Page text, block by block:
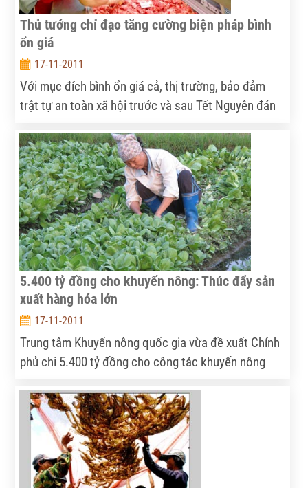
Thủ tướng chỉ đạo tăng cường biện pháp bình
ổn giá
17-11-2011
Với mục đích bình ổn giá cả, thị trường, bảo đảm
trật tự an toàn xã hội trước và sau Tết Nguyên đán
số 2051/CT- TTg yêu cầu các Bộ, ngành, địa phương
cùng vào cuộc.
5.400 tỷ đồng cho khuyến nông: Thúc đẩy sản
xuất hàng hóa lớn
17-11-2011
Trung tâm Khuyến nông quốc gia vừa đề xuất Chính
phủ chi 5.400 tỷ đồng cho công tác khuyến nông
lao động nông thôn, hình thành sản xuất hàng hóa
quy mô lớn…